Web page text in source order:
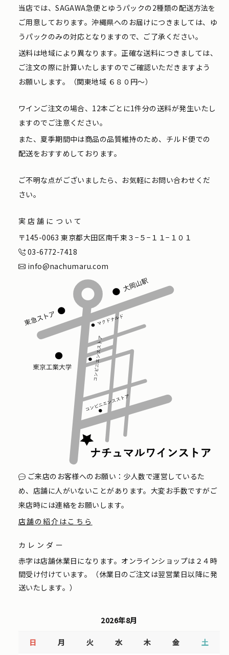
当店では、SAGAWA急便とゆうパックの2種類の配送方法を
ご用意しております。沖縄県へのお届けにつきましては、ゆ
うパックのみの対応となりますので、ご了承ください。
送料は地域により異なります。正確な送料につきましては、
ご注文の際に計算いたしますのでご確認いただきますよう
お願いします。（関東地域 ６８０円〜）
ワインご注文の場合、12本ごとに1件分の送料が発生いたし
ますのでご注意ください。
また、夏季期間中は商品の品質維持のため、チルド便での
配送をおすすめしております。
ご不明な点がございましたら、お気軽にお問い合わせくだ
さい。
実店舗について
〒145-0063 東京都大田区南千束３−５−１１−１０１
03-6772-7418
info@nachumaru.com
ご来店のお客様へのお願い：少人数で運営しているた
め、店舗に人がいないことがあります。大変お手数ですがご
来店時には連絡をお願いします。
店舗の紹介はこちら
カレンダー
赤字は店舗休業日になります。オンラインショップは２４時
間受け付けています。（休業日のご注文は翌営業日以降に発
送いたします。）
2026年8月
日 月 火 水 木 金 土